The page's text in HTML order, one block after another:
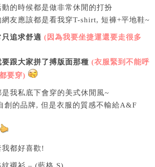
的時候都是做非常休閒的打扮
友應該都是看我穿T-shirt, 短褲+平地鞋~
只追求舒適 (因為我要坐捷運還要走很多
跟大家拼了搏版面那種 (衣服緊到不能呼
要穿)
我私底下會穿的美式休閒風~
創的品牌, 但是衣服的質感不輸給A&F
都好喜歡!